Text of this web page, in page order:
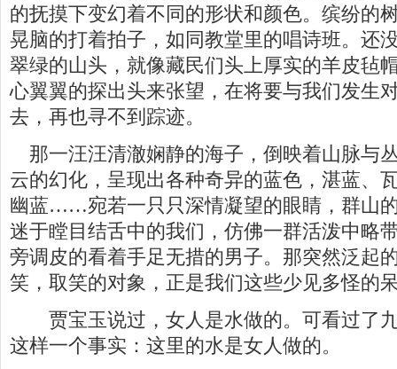
的抚摸下变幻着不同的形状和颜色。缤纷的
晃脑的打着拍子，如同教堂里的唱诗班。还
翠绿的山头，就像藏民们头上厚实的羊皮毡
心翼翼的探出头来张望，在将要与我们发生
去，再也寻不到踪迹。
那一汪汪清澈娴静的海子，倒映着山脉与
云的幻化，呈现出各种奇异的蓝色，湛蓝、
幽蓝……宛若一只只深情凝望的眼睛，群山
迷于瞠目结舌中的我们，仿佛一群活泼中略
旁调皮的看着手足无措的男子。那突然泛起
笑，取笑的对象，正是我们这些少见多怪的
贾宝玉说过，女人是水做的。可看过了
这样一个事实：这里的水是女人做的。